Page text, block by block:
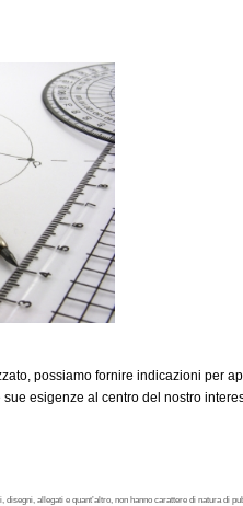
possiamo fornire indicazioni per
esigenze al centro del nostro
allegati e quant’altro, non hanno carattere di natura di